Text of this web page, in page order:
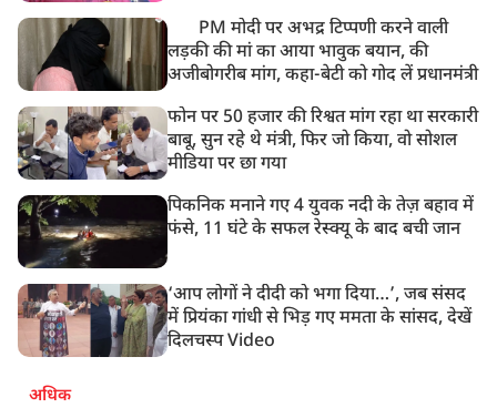
PM मोदी पर अभद्र टिप्पणी करने वाली
लड़की की मां का आया भावुक बयान, की
अजीबोगरीब मांग, कहा-बेटी को गोद लें प्रधानमंत्री
फोन पर 50 हजार की रिश्वत मांग रहा था सरकारी
बाबू, सुन रहे थे मंत्री, फिर जो किया, वो सोशल
मीडिया पर छा गया
पिकनिक मनाने गए 4 युवक नदी के तेज़ बहाव में
फंसे, 11 घंटे के सफल रेस्क्यू के बाद बची जान
‘आप लोगों ने दीदी को भगा दिया…’, जब संसद
में प्रियंका गांधी से भिड़ गए ममता के सांसद, देखें
दिलचस्प Video
अधिक